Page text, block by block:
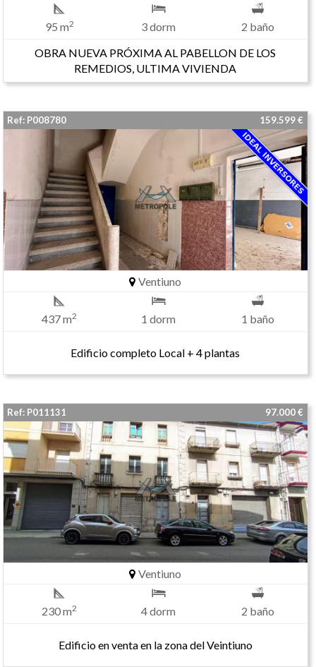
95 m2 3 dorm
2 baño
OBRA NUEVA PRÓXIMA AL PABELLON DE LOS
REMEDIOS, ULTIMA VIVIENDA
Ref: P008780 159.599 €
Ventiuno
437 m2 1 dorm 1 baño
Edificio completo Local + 4 plantas
Ref: P011131 97.000 €
Ventiuno
230 m2 4 dorm 2 baño
Edificio en venta en la zona del Veintiuno